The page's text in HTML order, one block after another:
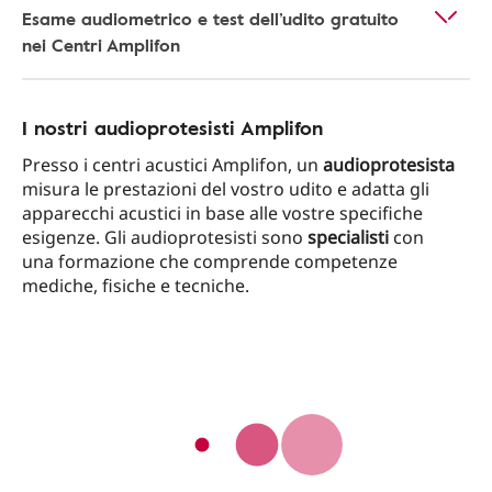
Esame audiometrico e test dell’udito gratuito
nei Centri Amplifon
I nostri audioprotesisti Amplifon
Presso i centri acustici Amplifon, un audioprotesista
misura le prestazioni del vostro udito e adatta gli
apparecchi acustici in base alle vostre specifiche
esigenze. Gli audioprotesisti sono specialisti con
una formazione che comprende competenze
mediche, fisiche e tecniche.